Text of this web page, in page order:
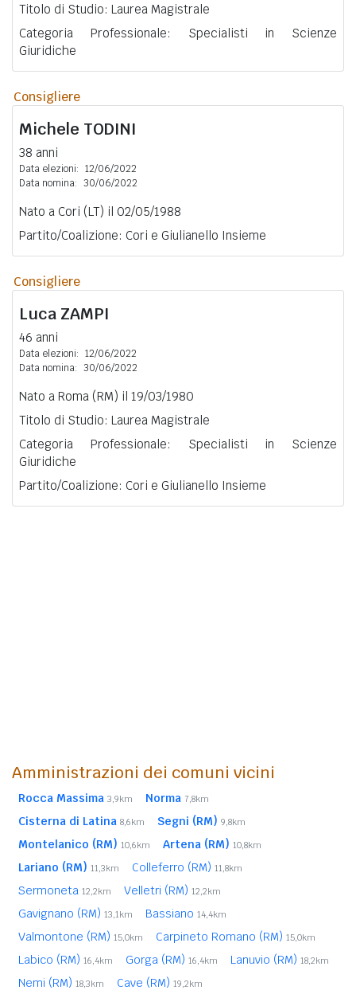
Titolo di Studio: Laurea Magistrale
Categoria Professionale: Specialisti in Scienze
Giuridiche
Consigliere
Michele TODINI
38 anni
Data elezioni: 12/06/2022
Data nomina: 30/06/2022
Nato a Cori (LT) il 02/05/1988
Partito/Coalizione: Cori e Giulianello Insieme
Consigliere
Luca ZAMPI
46 anni
Data elezioni: 12/06/2022
Data nomina: 30/06/2022
Nato a Roma (RM) il 19/03/1980
Titolo di Studio: Laurea Magistrale
Categoria Professionale: Specialisti in Scienze
Giuridiche
Partito/Coalizione: Cori e Giulianello Insieme
Amministrazioni dei comuni vicini
Rocca Massima 3,9km Norma 7,8km
Cisterna di Latina 8,6km Segni (RM) 9,8km
Montelanico (RM) 10,6km Artena (RM) 10,8km
Lariano (RM) 11,3km Colleferro (RM) 11,8km
Sermoneta 12,2km Velletri (RM) 12,2km
Gavignano (RM) 13,1km Bassiano 14,4km
Valmontone (RM) 15,0km Carpineto Romano (RM) 15,0km
Labico (RM) 16,4km Gorga (RM) 16,4km Lanuvio (RM) 18,2km
Nemi (RM) 18,3km Cave (RM) 19,2km